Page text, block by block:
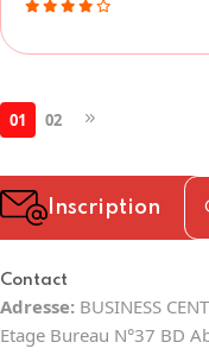
01 02
Inscription
Contact
Adresse: BUSINESS
Etage Bureau N°37 BD